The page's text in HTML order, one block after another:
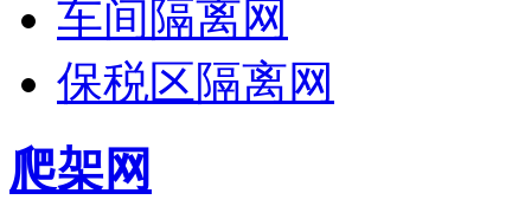
车间隔离网
保税区隔离网
爬架网